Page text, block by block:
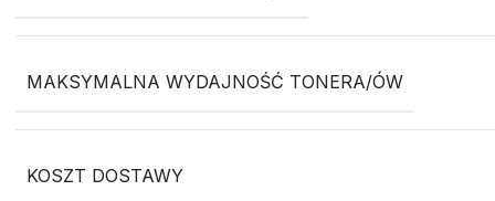
MAKSYMALNA WYDAJNOŚĆ TONERA/ÓW
KOSZT DOSTAWY